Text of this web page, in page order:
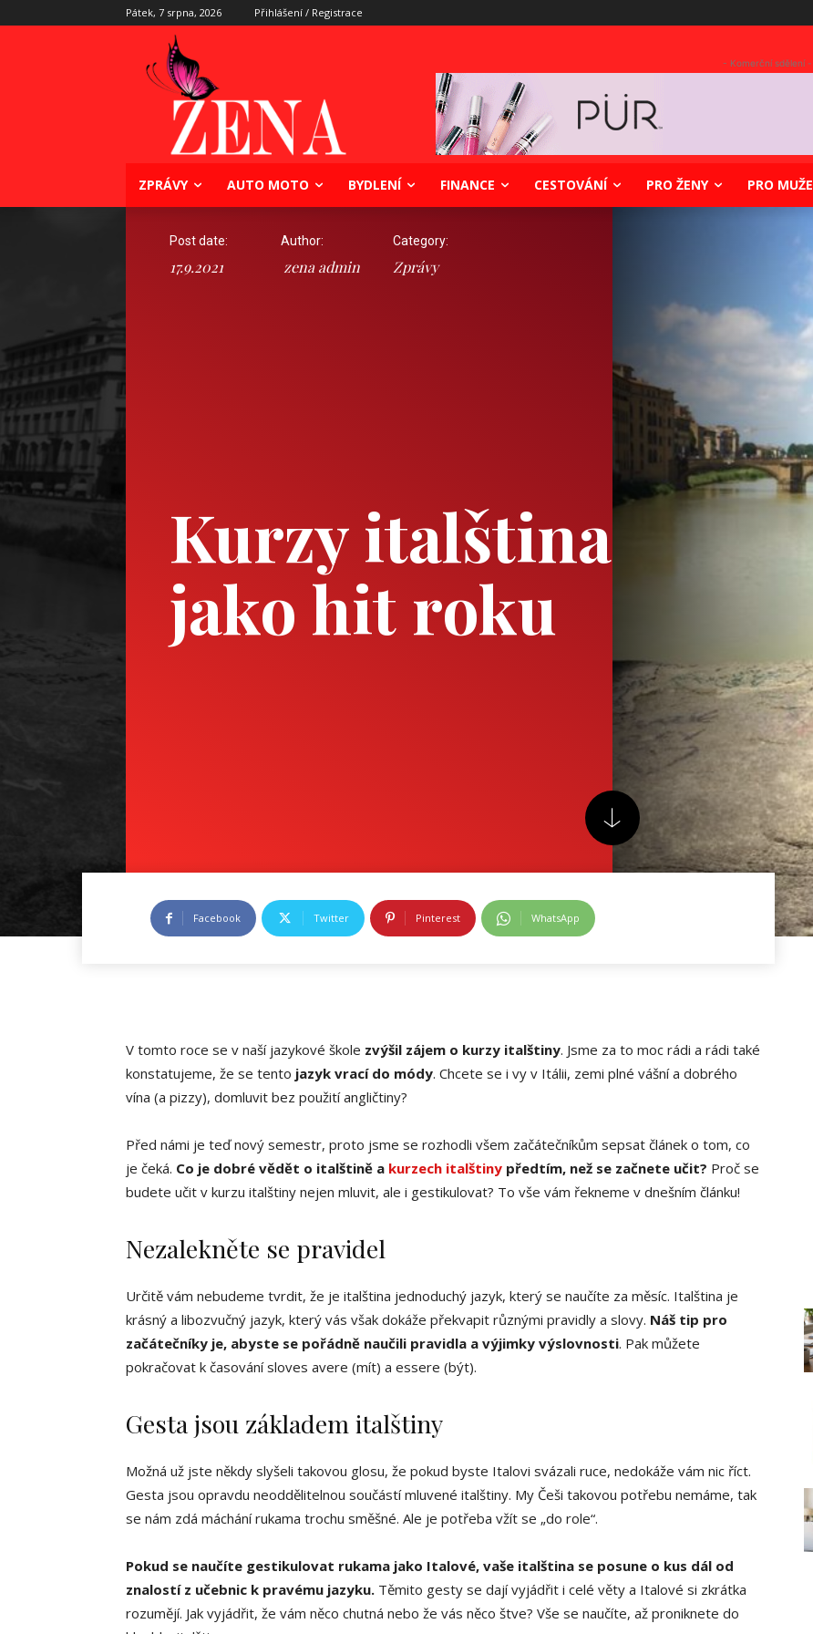
Pátek, 7 srpna, 2026 Přihlášení / Registrace
- Komerční sdělení -
ZPRÁVY AUTO MOTO BYDLENÍ FINANCE CESTOVÁNÍ PRO ŽENY PRO MUŽE
Kurzy italština
jako hit roku
Post date:
17.9.2021
Author:
zena admin
Category:
Zprávy
Facebook Twitter Pinterest WhatsApp
V tomto roce se v naší jazykové škole zvýšil zájem o kurzy italštiny. Jsme za to moc rádi a rádi také
konstatujeme, že se tento jazyk vrací do módy. Chcete se i vy v Itálii, zemi plné vášní a dobrého
vína (a pizzy), domluvit bez použití angličtiny?
Před námi je teď nový semestr, proto jsme se rozhodli všem začátečníkům sepsat článek o tom, co
je čeká. Co je dobré vědět o italštině a kurzech italštiny předtím, než se začnete učit? Proč se
budete učit v kurzu italštiny nejen mluvit, ale i gestikulovat? To vše vám řekneme v dnešním článku!
Nezalekněte se pravidel
Určitě vám nebudeme tvrdit, že je italština jednoduchý jazyk, který se naučíte za měsíc. Italština je
krásný a libozvučný jazyk, který vás však dokáže překvapit různými pravidly a slovy. Náš tip pro
začátečníky je, abyste se pořádně naučili pravidla a výjimky výslovnosti. Pak můžete
pokračovat k časování sloves avere (mít) a essere (být).
Gesta jsou základem italštiny
Možná už jste někdy slyšeli takovou glosu, že pokud byste Italovi svázali ruce, nedokáže vám nic říct.
Gesta jsou opravdu neoddělitelnou součástí mluvené italštiny. My Češi takovou potřebu nemáme, tak
se nám zdá máchání rukama trochu směšné. Ale je potřeba vžít se „do role“.
Pokud se naučíte gestikulovat rukama jako Italové, vaše italština se posune o kus dál od
znalostí z učebnic k pravému jazyku. Těmito gesty se dají vyjádřit i celé věty a Italové si zkrátka
rozumějí. Jak vyjádřit, že vám něco chutná nebo že vás něco štve? Vše se naučíte, až proniknete do